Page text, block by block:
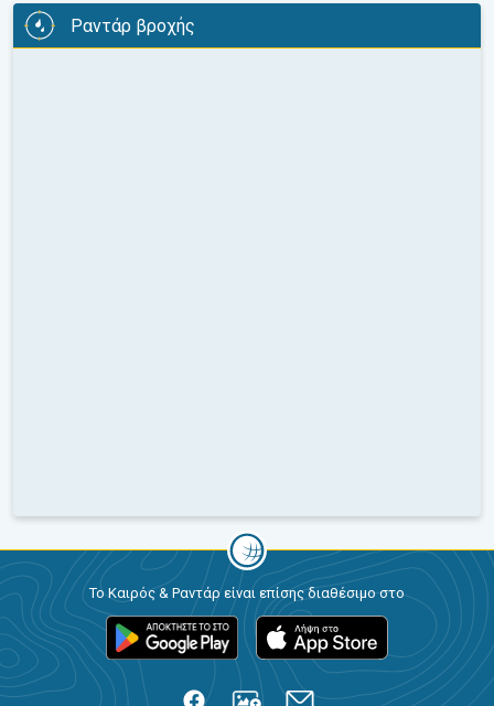
Ραντάρ βροχής
Το Καιρός & Ραντάρ είναι επίσης διαθέσιμο στο